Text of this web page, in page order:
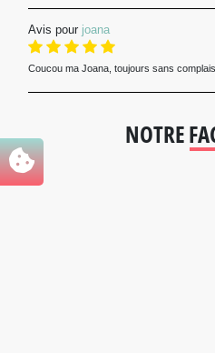
Avis pour joana
Coucou ma Joana, toujours sans
NOTRE